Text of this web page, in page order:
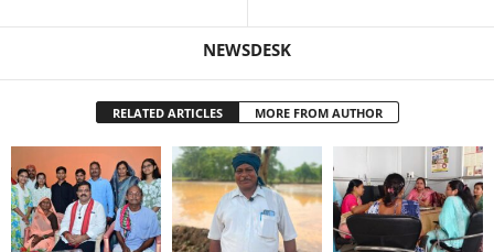
NEWSDESK
RELATED ARTICLES MORE FROM AUTHOR